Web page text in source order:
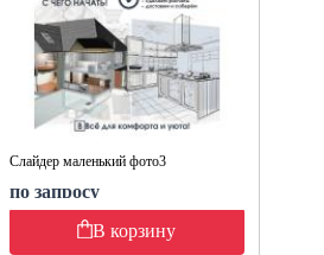
Слайдер маленький фото3
по запросу
В корзину